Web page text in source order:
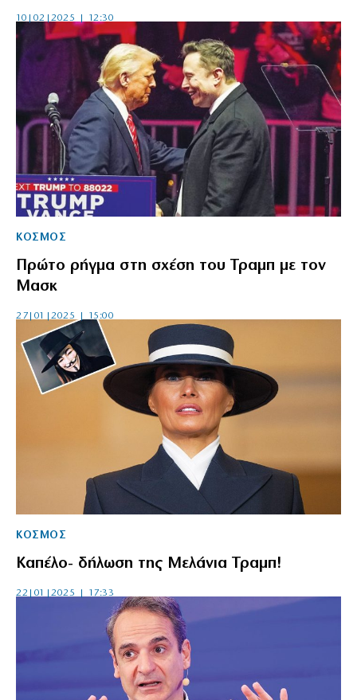
10|02|2025 | 12:30
ΚΟΣΜΟΣ
Πρώτο ρήγμα στη σχέση του Τραμπ με τον
Μασκ
27|01|2025 | 15:00
ΚΟΣΜΟΣ
Καπέλο- δήλωση της Μελάνια Τραμπ!
22|01|2025 | 17:33